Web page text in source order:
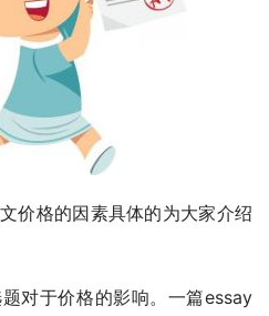
价格的因素具体的为大家介绍
对于价格的影响。一篇essay